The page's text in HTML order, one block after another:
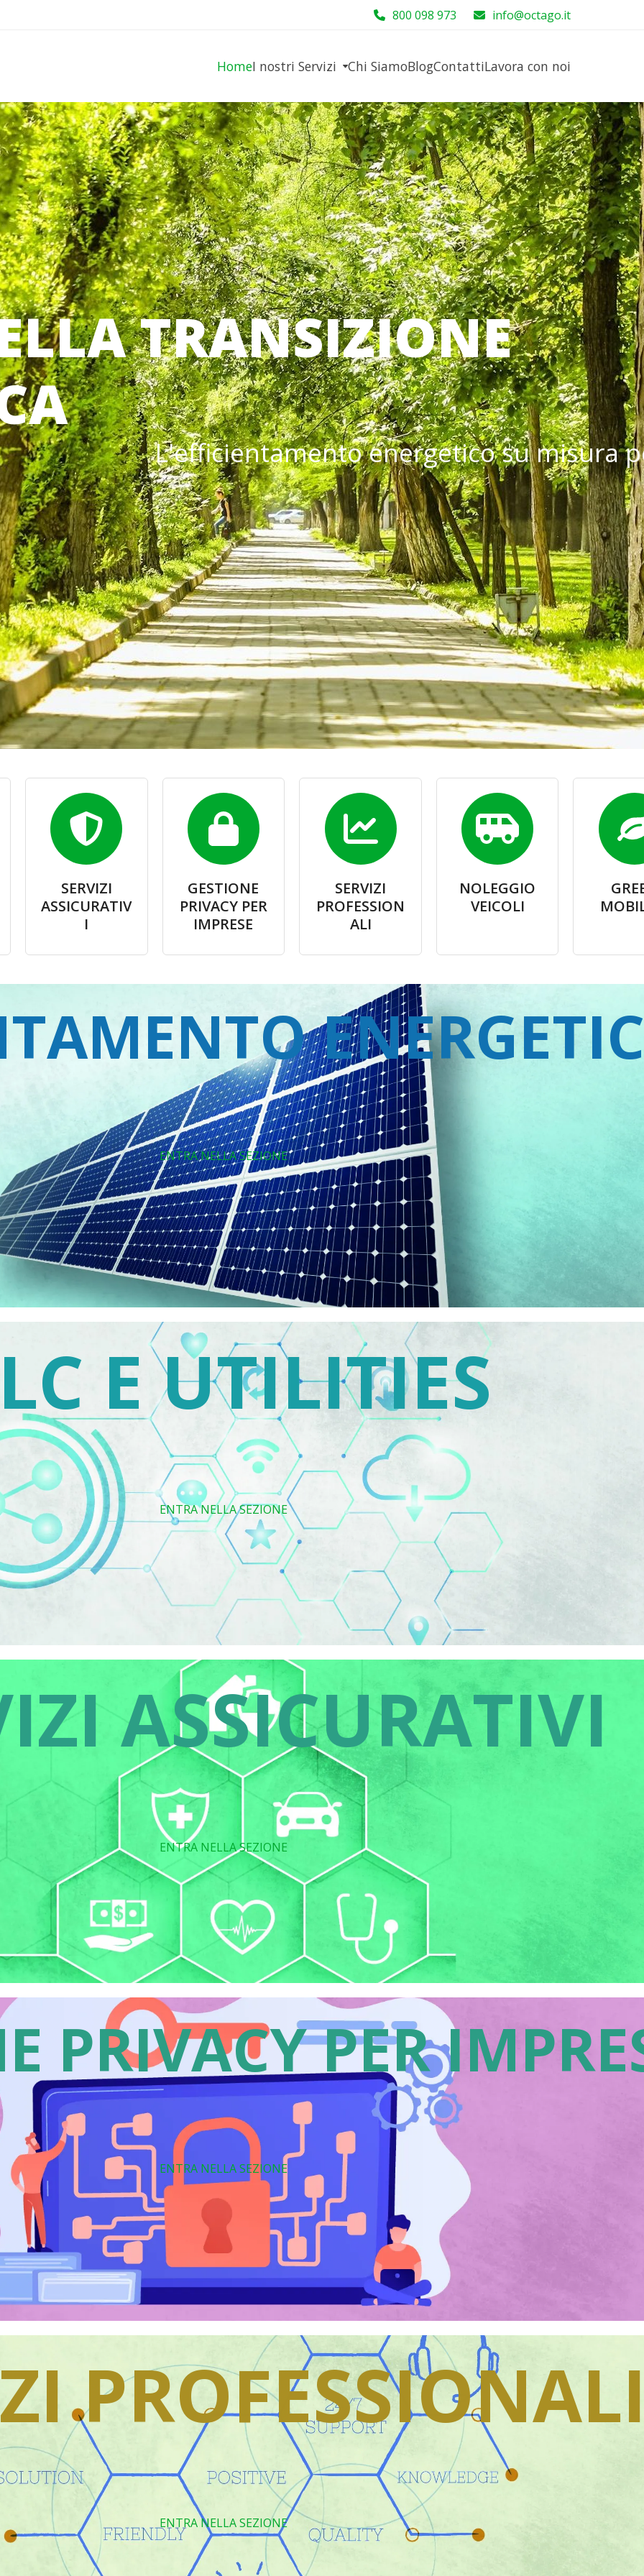
800 098 973 info@octago.it
HomeI nostri Servizi Chi SiamoBlogContattiLavora con noi
TRANSIZIONE
L'efficientamento energetico su misura
SERVIZI
ASSICURATIV
I
GESTIONE
PRIVACY PER
IMPRESE
SERVIZI
PROFESSION
ALI
NOLEGGIO
VEICOLI
ENTRA NELLA SEZIONE
E UTILITIES
ENTRA NELLA SEZIONE
ASSICURATIVI
ENTRA NELLA SEZIONE
PRIVACY PER
ENTRA NELLA SEZIONE
ENTRA NELLA SEZIONE